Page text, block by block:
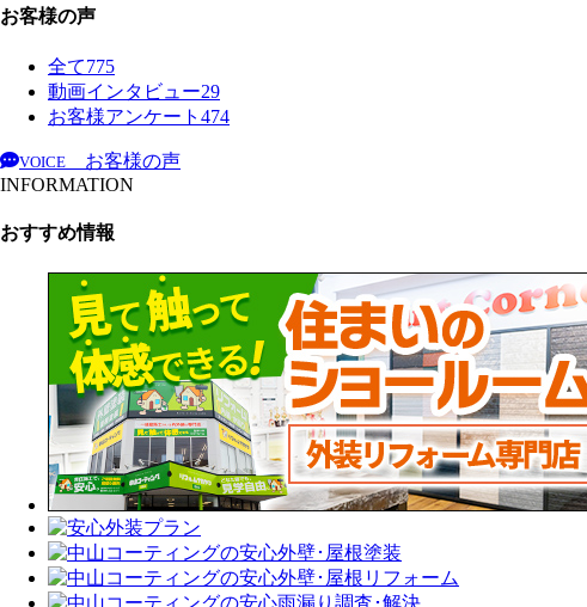
お客様の声
全て775
動画インタビュー29
お客様アンケート 474
VOICE
お客様の声
INFORMATION
おすすめ情報